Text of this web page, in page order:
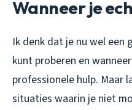
Wanneer je
Ik denk dat je nu wel
kunt proberen en
professionele hulp. Maar
situaties waarin je niet